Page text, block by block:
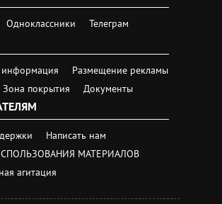
Одноклассники Телеграм
информация
Размещение рекламы
Зона покрытия Документы
Написать нам
МАТЕРИАЛОВ
агитация